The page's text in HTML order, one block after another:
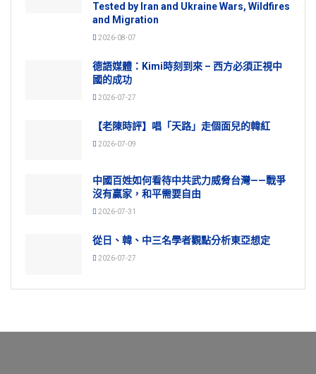
Tested by Iran and Ukraine Wars, Wildfires
and Migration
2026-08-07
德語媒體：Kimi時刻到來 – 西方必須正視中
國的成功
2026-07-27
【老陳時評】唱「天路」走個面兒的韓紅
2026-07-09
中國百姓如何看待中共武力威脅台灣——戰爭
沒有贏家，和平需要自由
2026-07-31
從日、韓、中三名學者觀點分析東亞想定
2026-07-27